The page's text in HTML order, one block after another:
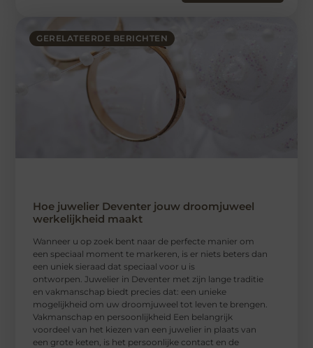
GERELATEERDE BERICHTEN
Hoe juwelier Deventer jouw droomjuweel
werkelijkheid maakt
Wanneer u op zoek bent naar de perfecte manier om
een speciaal moment te markeren, is er niets beters dan
een uniek sieraad dat speciaal voor u is
ontworpen. Juwelier in Deventer met zijn lange traditie
en vakmanschap biedt precies dat: een unieke
mogelijkheid om uw droomjuweel tot leven te brengen.
Vakmanschap en persoonlijkheid Een belangrijk
voordeel van het kiezen van een juwelier in plaats van
een grote keten, is het persoonlijke contact en de